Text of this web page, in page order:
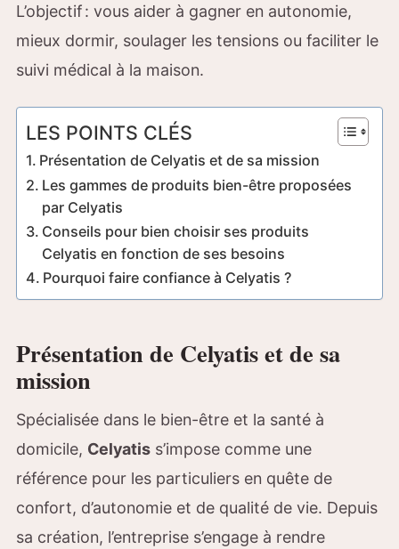
L’objectif : vous aider à gagner en autonomie,
mieux dormir, soulager les tensions ou faciliter le
suivi médical à la maison.
LES POINTS CLÉS
Présentation de Celyatis et de sa mission
Les gammes de produits bien-être proposées
par Celyatis
Conseils pour bien choisir ses produits
Celyatis en fonction de ses besoins
Pourquoi faire confiance à Celyatis ?
Présentation de Celyatis et de sa
mission
Spécialisée dans le bien-être et la santé à
domicile, Celyatis s’impose comme une
référence pour les particuliers en quête de
confort, d’autonomie et de qualité de vie. Depuis
sa création, l’entreprise s’engage à rendre